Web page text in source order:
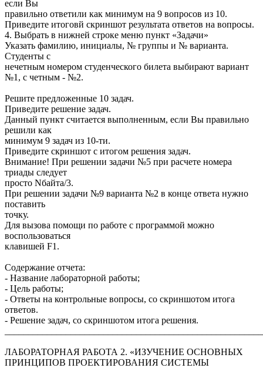
если Вы
правильно ответили как минимум на 9 вопросов из 10.
Приведите итоговй скриншот результата ответов на вопросы.
4. Выбрать в нижней строке меню пункт «Задачи»
Указать фамилию, инициалы, № группы и № варианта.
Студенты с
нечетным номером студенческого билета выбирают вариант
№1, с четным - №2.
Решите предложенные 10 задач.
Приведите решение задач.
Данный пункт считается выполненным, если Вы правильно
решили как
минимум 9 задач из 10-ти.
Приведите скриншот с итогом решения задач.
Внимание! При решении задачи №5 при расчете номера
триады следует
просто Nбайта/3.
При решении задачи №9 варианта №2 в конце ответа нужно
поставить
точку.
Для вызова помощи по работе с программой можно
воспользоваться
клавишей F1.
Содержание отчета:
- Название лабораторной работы;
- Цель работы;
- Ответы на контрольные вопросы, со скриншотом итога
ответов.
- Решение задач, со скриншотом итога решения.
ЛАБОРАТОРНАЯ РАБОТА 2. «ИЗУЧЕНИЕ ОСНОВНЫХ
ПРИНЦИПОВ ПРОЕКТИРОВАНИЯ СИСТЕМЫ